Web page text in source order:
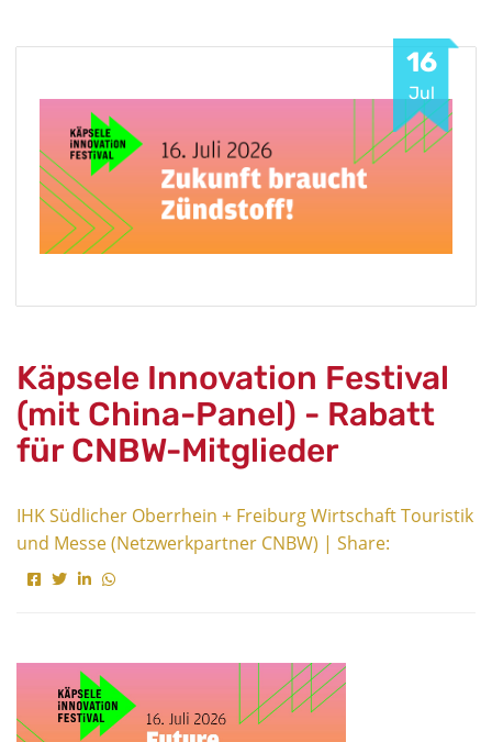
16
Jul
Käpsele Innovation Festival
(mit China-Panel) - Rabatt
für CNBW-Mitglieder
IHK Südlicher Oberrhein + Freiburg Wirtschaft Touristik
und Messe (Netzwerkpartner CNBW) | Share: